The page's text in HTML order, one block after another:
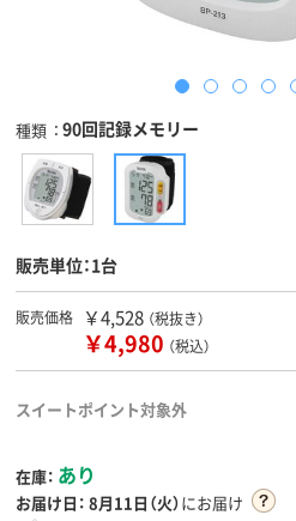
種類 90回記録メモリー
販売単位：1台
販売価格 ￥4,528 （税抜き）
￥4,980 （税込）
スイートポイント対象外
在庫： あり
お届け日： 8月11日（火）にお届け